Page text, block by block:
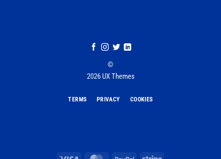
©
2026 UX Themes
TERMS PRIVACY COOKIES